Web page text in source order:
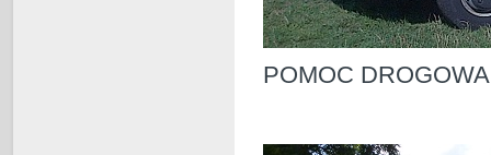
POMOC